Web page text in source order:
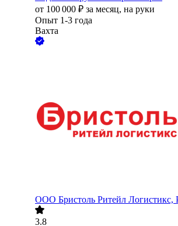
от 100 000 ₽ за месяц, на руки
Опыт 1-3 года
Вахта
ООО Бристоль Ритейл Логистикс,
3.8